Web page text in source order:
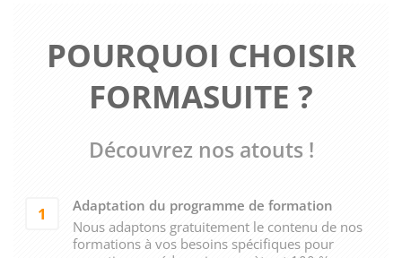
POURQUOI CHOISIR
FORMASUITE ?
Découvrez nos atouts !
1
Adaptation du programme de formation
Nous adaptons gratuitement le contenu de nos
formations à vos besoins spécifiques pour